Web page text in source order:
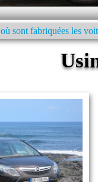
où sont fabriquées les